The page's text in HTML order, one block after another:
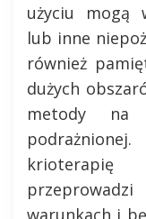
użyciu mogą
lub inne
również
dużych
metody na
krioterapię
warunkach i